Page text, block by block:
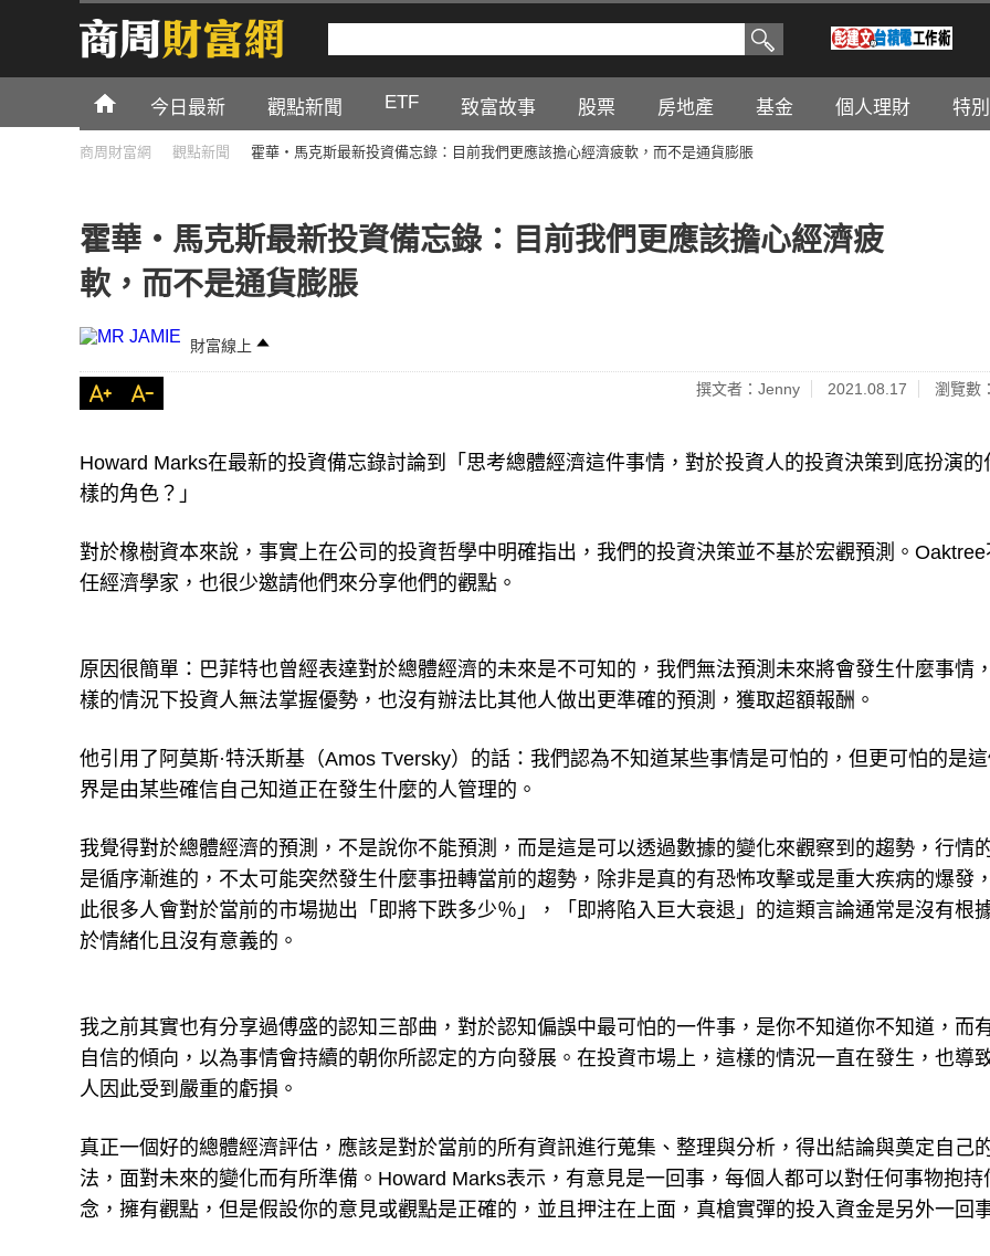
今日最新 觀點新聞 ETF 致富故事 股票 房地產 基金 個人理財 特
商周財富網 觀點新聞 霍華・馬克斯最新投資備忘錄：目前我們更應該擔心經濟疲軟，而不是通貨膨脹
霍華・馬克斯最新投資備忘錄：目前我們更應該擔心經濟疲
軟，而不是通貨膨脹
財富線上
撰文者：Jenny 2021.08.17 瀏覽數
Howard Marks在最新的投資備忘錄討論到「思考總體經濟這件事情，對於投資人的投資決策到底扮演的
樣的角色？」
對於橡樹資本來說，事實上在公司的投資哲學中明確指出，我們的投資決策並不基於宏觀預測。Oaktree
任經濟學家，也很少邀請他們來分享他們的觀點。
原因很簡單：巴菲特也曾經表達對於總體經濟的未來是不可知的，我們無法預測未來將會發生什麼事情
樣的情況下投資人無法掌握優勢，也沒有辦法比其他人做出更準確的預測，獲取超額報酬。
他引用了阿莫斯·特沃斯基（Amos Tversky）的話：我們認為不知道某些事情是可怕的，但更可怕的是
界是由某些確信自己知道正在發生什麼的人管理的。
我覺得對於總體經濟的預測，不是說你不能預測，而是這是可以透過數據的變化來觀察到的趨勢，行情
是循序漸進的，不太可能突然發生什麼事扭轉當前的趨勢，除非是真的有恐怖攻擊或是重大疾病的爆發
此很多人會對於當前的市場拋出「即將下跌多少％」，「即將陷入巨大衰退」的這類言論通常是沒有根
於情緒化且沒有意義的。
我之前其實也有分享過傅盛的認知三部曲，對於認知偏誤中最可怕的一件事，是你不知道你不知道，而
自信的傾向，以為事情會持續的朝你所認定的方向發展。在投資市場上，這樣的情況一直在發生，也導
人因此受到嚴重的虧損。
真正一個好的總體經濟評估，應該是對於當前的所有資訊進行蒐集、整理與分析，得出結論與奠定自己
法，面對未來的變化而有所準備。Howard Marks表示，有意見是一回事，每個人都可以對任何事物抱持
念，擁有觀點，但是假設你的意見或觀點是正確的，並且押注在上面，真槍實彈的投入資金是另外一回